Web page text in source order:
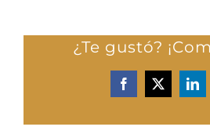
¿Te gustó?
Facebook
X